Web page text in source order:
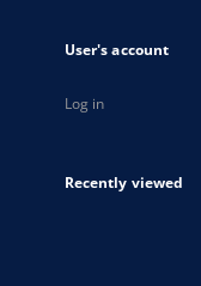
User's account
Log in
Recently viewed